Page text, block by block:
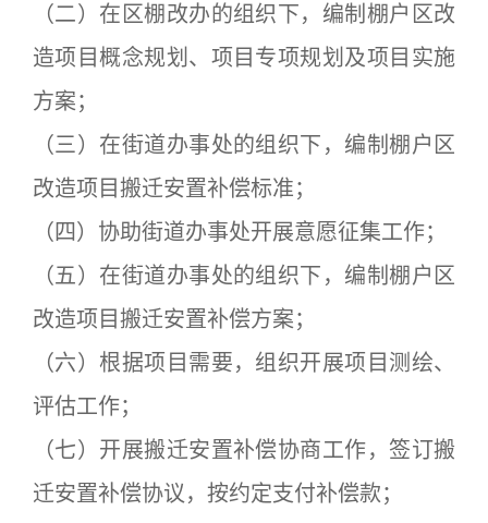
（二）在区棚改办的组织下，编制棚户区改
造项目概念规划、项目专项规划及项目实施
方案；
（三）在街道办事处的组织下，编制棚户区
改造项目搬迁安置补偿标准；
（四）协助街道办事处开展意愿征集工作；
（五）在街道办事处的组织下，编制棚户区
改造项目搬迁安置补偿方案；
（六）根据项目需要，组织开展项目测绘、
评估工作；
（七）开展搬迁安置补偿协商工作，签订搬
迁安置补偿协议，按约定支付补偿款；